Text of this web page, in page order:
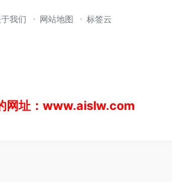
我们 网站地图 标签云
网址：www.aislw.com